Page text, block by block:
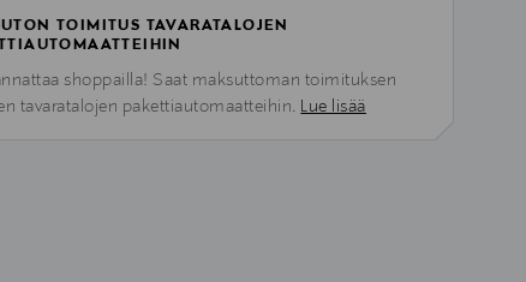
TOIMITUS TAVARATALOJEN
shoppailla! Saat maksuttoman toimituksen
tavaratalojen pakettiautomaatteihin. Lue lisää